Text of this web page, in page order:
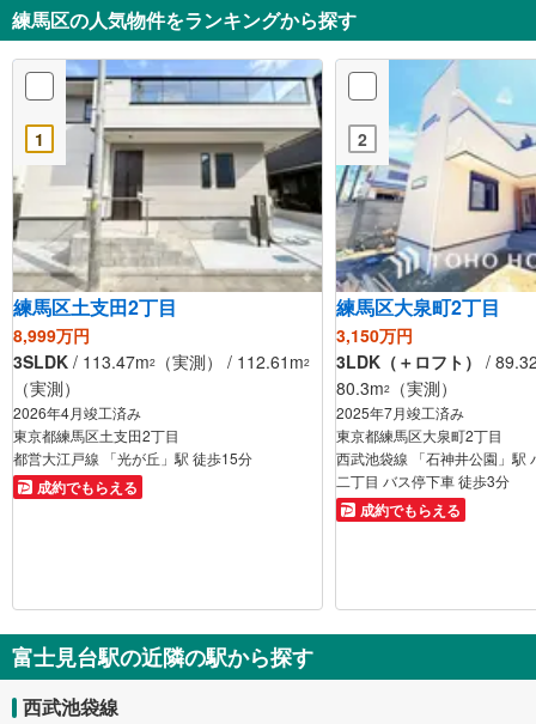
練馬区の人気物件をランキングから探す
1
練馬区土支田2丁目
8,999万円
3SLDK / 113.47m2 （実測） / 112.61m2
（実測）
2026年4月竣工済み
東京都練馬区土支田2丁目
都営大江戸線 「光が丘」駅 徒歩15分
成約でもらえる
2
練馬区大泉町2丁目
3,150万円
3LDK（＋ロフト） /
80.3m2 （実測）
2025年7月竣工済み
東京都練馬区大泉町2丁目
西武池袋線 「石神井公園」駅
二丁目 バス停下車 徒歩3分
成約でもらえる
富士見台駅の近隣の駅から探す
西武池袋線